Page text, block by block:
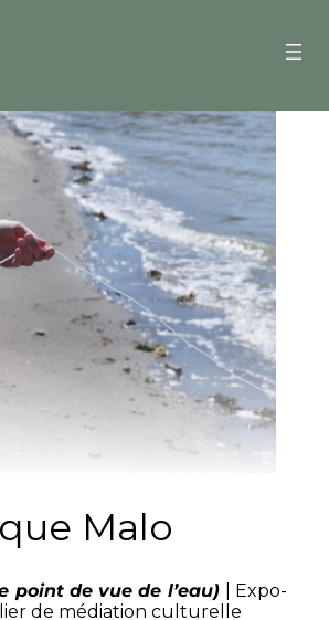
Malo
point de vue de l’eau)
| Expo-
de médiation culturelle